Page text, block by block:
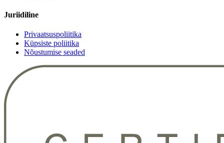
Juriidiline
Privaatsuspoliitika
Küpsiste poliitika
Nõustumise seaded